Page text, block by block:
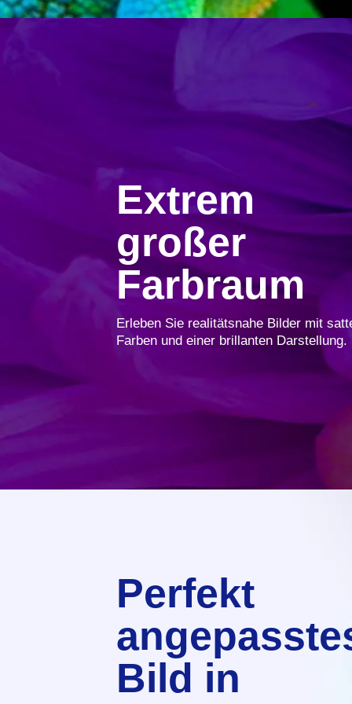
Extrem
großer
Farbraum
Erleben Sie realitätsnahe Bilder mit
Farben und einer brillanten Darstellung.
Perfekt
Bild in